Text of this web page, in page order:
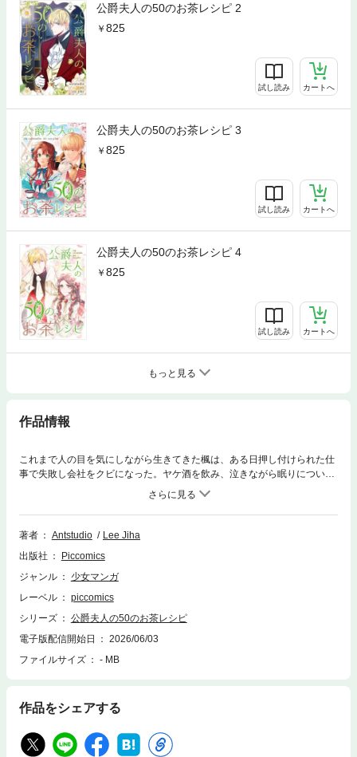
公爵夫人の50のお茶レシピ 2
825
試し読み カートへ
公爵夫人の50のお茶レシピ 3
825
試し読み カートへ
公爵夫人の50のお茶レシピ 4
825
試し読み カートへ
もっと見る
作品情報
これまで人の目を気にしながら生きてきた楓は、ある日押し付けられた仕
事で失敗し会社をクビになった。ヤケ酒を飲み、泣きながら眠りについた
楓が目を覚ますと、なんと公爵夫人になっていた。しかし、楓が転生した
公爵夫人は夫からも関心を持たれず、挙句の果てには使用人からもいじめ
られる始末。楓はそんな生活から少しの間だけでも逃れるため、唯一の楽
しみであるお茶を飲むことにした。お茶オタクが繰り広げる異世界転生ロ
著者 Antstudio
Lee Jiha
出版社
Piccomics
ジャンル
少女マンガ
レーベル
piccomics
シリーズ
公爵夫人の50のお茶レシピ
電子版配信開始日
2026/06/03
ファイルサイズ
- MB
作品をシェアする